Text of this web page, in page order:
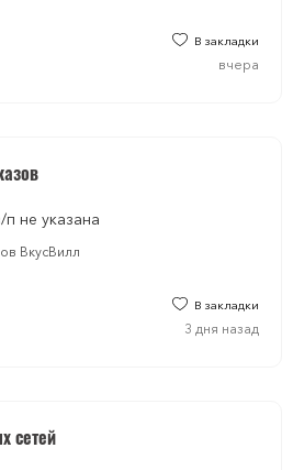
В закладки
вчера
п не указана
ВкусВилл
В закладки
3 дня назад
сетей